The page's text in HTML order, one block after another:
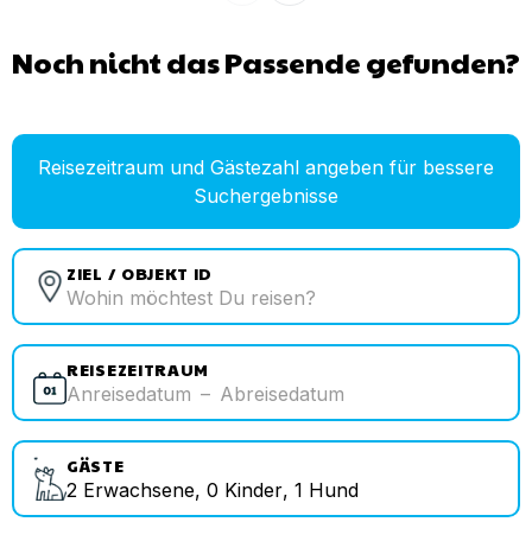
Noch nicht das Passende gefunden?
Reisezeitraum und Gästezahl angeben für bessere
Suchergebnisse
ZIEL / OBJEKT ID
REISEZEITRAUM
Anreisedatum – Abreisedatum
GÄSTE
2 Erwachsene, 0 Kinder, 1 Hund